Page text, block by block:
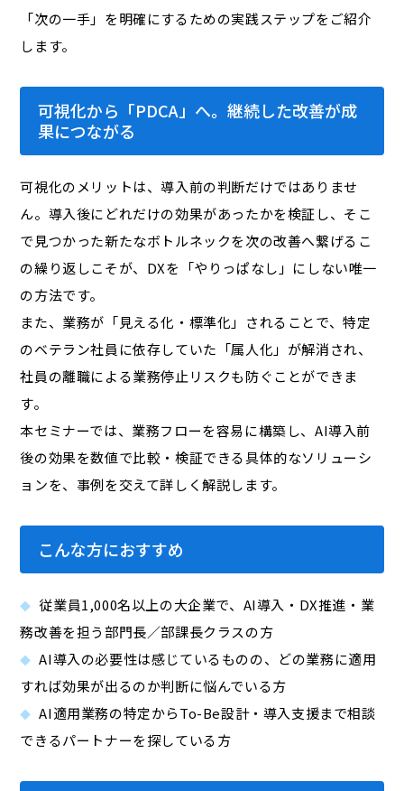
「次の一手」を明確にするための実践ステップをご紹介
します。
可視化から「PDCA」へ。継続した改善が成
果につながる
可視化のメリットは、導入前の判断だけではありませ
ん。導入後にどれだけの効果があったかを検証し、そこ
で見つかった新たなボトルネックを次の改善へ繋げる――こ
の繰り返しこそが、DXを「やりっぱなし」にしない唯一
の方法です。
また、業務が「見える化・標準化」されることで、特定
のベテラン社員に依存していた「属人化」が解消され、
社員の離職による業務停止リスクも防ぐことができま
す。
本セミナーでは、業務フローを容易に構築し、AI導入前
後の効果を数値で比較・検証できる具体的なソリューシ
ョンを、事例を交えて詳しく解説します。
こんな方におすすめ
従業員1,000名以上の大企業で、AI導入・DX推進・業
務改善を担う部門長／部課長クラスの方
AI導入の必要性は感じているものの、どの業務に適用
すれば効果が出るのか判断に悩んでいる方
AI適用業務の特定からTo-Be設計・導入支援まで相談
できるパートナーを探している方